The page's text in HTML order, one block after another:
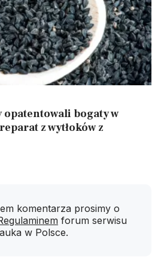
bogaty w
z wytłoków z
komentarza prosimy o
forum serwisu
w Polsce.